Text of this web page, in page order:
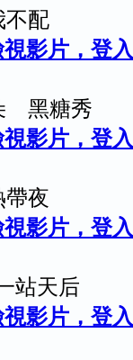
配
影片，登
黑糖秀
影片，登
夜
影片，登
站天后
影片，登